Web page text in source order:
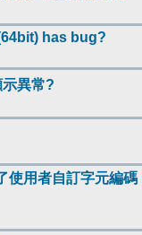
has bug?
異常?
使用者自訂字元編碼